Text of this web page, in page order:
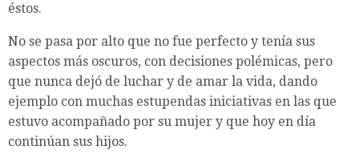
éstos.
No se pasa por alto que no fue perfecto y tenía sus
aspectos más oscuros, con decisiones polémicas, pero
que nunca dejó de luchar y de amar la vida, dando
ejemplo con muchas estupendas iniciativas en las que
estuvo acompañado por su mujer y que hoy en día
continúan sus hijos.